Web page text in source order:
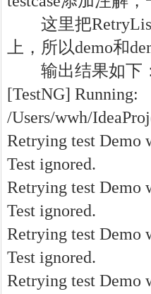
这里把
上，所以demo和
输出结果如下
[TestNG] Running:
/Users/wwh/
Retrying test Demo
Test ignored.
Retrying test Demo
Test ignored.
Retrying test Demo
Test ignored.
Retrying test Demo